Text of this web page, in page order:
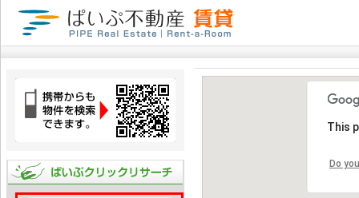
This
Do